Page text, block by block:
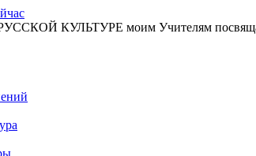
КУЛЬТУРЕ моим Учителям